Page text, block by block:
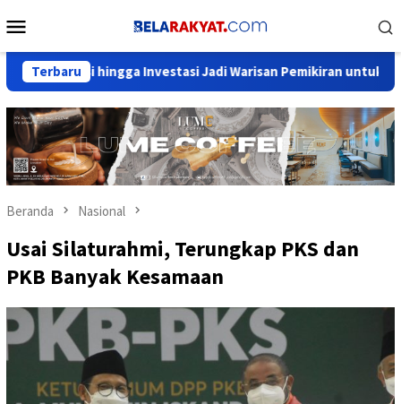
ke
Mobile
Terbaru
hingga Investasi Jadi Warisan Pemikiran untuk Negeri
Beranda Nasional
Usai Silaturahmi, Terungkap PKS dan
PKB Banyak Kesamaan